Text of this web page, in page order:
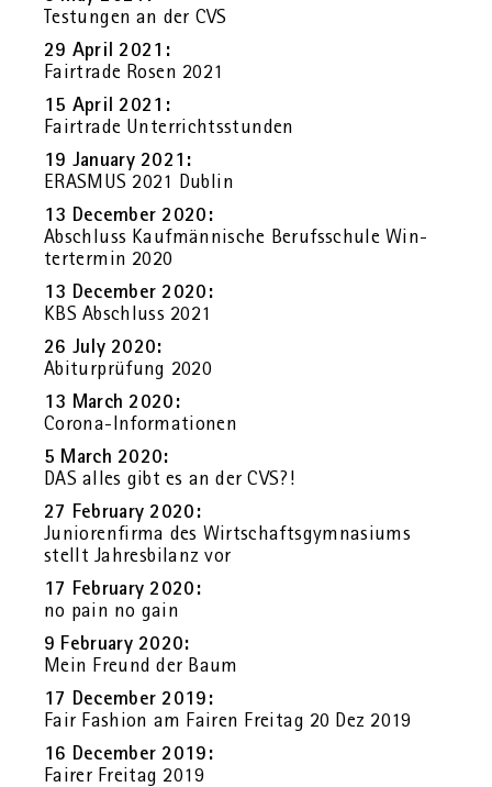
Testun­gen an der CVS
29 April 2021:
Fair­tra­de Rosen 2021
15 April 2021:
Fair­tra­de Un­ter­richts­stun­den
19 Ja­nu­ary 2021:
ERAS­MUS 2021 Dub­lin
13 Decem­ber 2020:
Ab­schluss Kauf­män­ni­sche Be­rufs­schu­le Win­
ter­ter­min 2020
13 Decem­ber 2020:
KBS Ab­schluss 2021
26 July 2020:
Ab­itur­prü­fung 2020
13 March 2020:
Co­ro­na-In­for­ma­tio­nen
5 March 2020:
DAS alles gibt es an der CVS?!
27 Fe­bru­ary 2020:
Ju­nio­ren­fir­ma des Wirt­schafts­gym­na­si­ums
stellt Jah­res­bi­lanz vor
17 Fe­bru­ary 2020:
no pain no gain
9 Fe­bru­ary 2020:
Mein Freund der Baum
17 Decem­ber 2019:
Fair Fa­shion am Fai­ren Frei­tag 20 Dez 2019
16 Decem­ber 2019:
Fai­rer Frei­tag 2019